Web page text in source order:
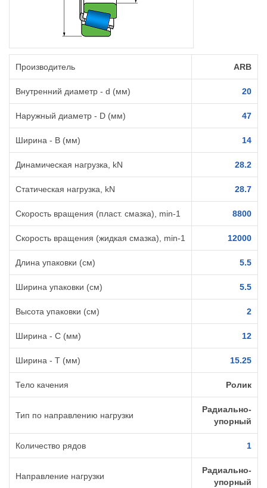
Производитель ARB
Внутренний диаметр - d (мм) 20
Наружный диаметр - D (мм) 47
Ширина - B (мм) 14
Динамическая нагрузка, kN 28.2
Статическая нагрузка, kN 28.7
Скорость вращения (пласт. смазка), min-1 8800
Скорость вращения (жидкая смазка), min-1 12000
Длина упаковки (см) 5.5
Ширина упаковки (см) 5.5
Высота упаковки (см) 2
Ширина - C (мм) 12
Ширина - T (мм) 15.25
Тело качения Ролик
Тип по направлению нагрузки
Радиально-
упорный
Количество рядов 1
Направление нагрузки
Радиально-
упорный